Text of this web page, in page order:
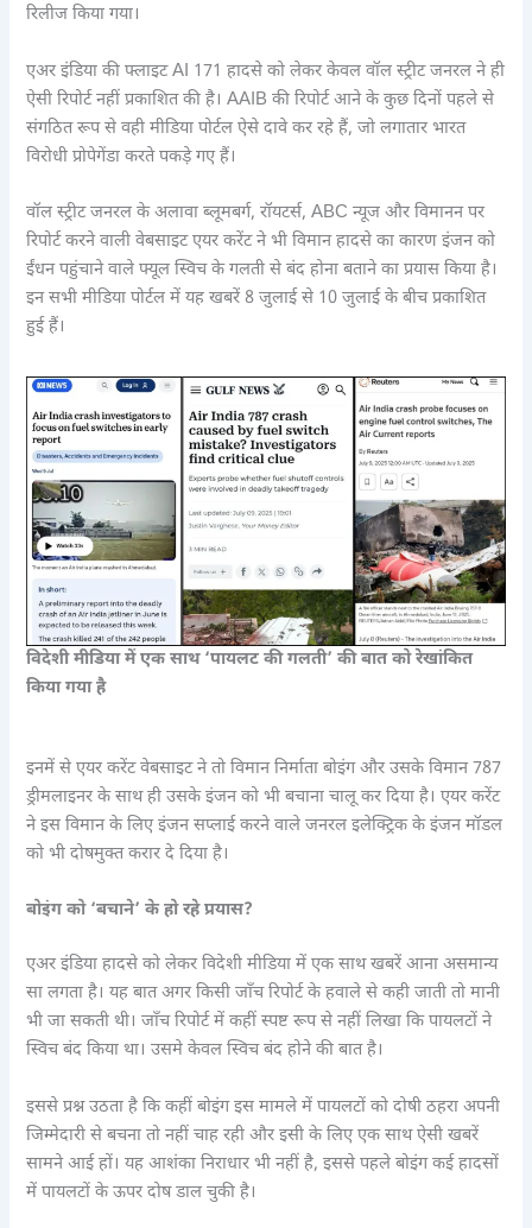
रिलीज किया गया।
एअर इंडिया की फ्लाइट AI 171 हादसे को लेकर केवल वॉल स्ट्रीट जनरल ने ही
ऐसी रिपोर्ट नहीं प्रकाशित की है। AAIB की रिपोर्ट आने के कुछ दिनों पहले से
संगठित रूप से वही मीडिया पोर्टल ऐसे दावे कर रहे हैं, जो लगातार भारत
विरोधी प्रोपेगेंडा करते पकड़े गए हैं।
वॉल स्ट्रीट जनरल के अलावा ब्लूमबर्ग, रॉयटर्स, ABC न्यूज और विमानन पर
रिपोर्ट करने वाली वेबसाइट एयर करेंट ने भी विमान हादसे का कारण इंजन को
ईंधन पहुंचाने वाले फ्यूल स्विच के गलती से बंद होना बताने का प्रयास किया है।
इन सभी मीडिया पोर्टल में यह खबरें 8 जुलाई से 10 जुलाई के बीच प्रकाशित
हुई हैं।
विदेशी मीडिया में एक साथ ‘पायलट की गलती’ की बात को रेखांकित
किया गया है
इनमें से एयर करेंट वेबसाइट ने तो विमान निर्माता बोइंग और उसके विमान 787
ड्रीमलाइनर के साथ ही उसके इंजन को भी बचाना चालू कर दिया है। एयर करेंट
ने इस विमान के लिए इंजन सप्लाई करने वाले जनरल इलेक्ट्रिक के इंजन मॉडल
को भी दोषमुक्त करार दे दिया है।
बोइंग को ‘बचाने’ के हो रहे प्रयास?
एअर इंडिया हादसे को लेकर विदेशी मीडिया में एक साथ खबरें आना असमान्य
सा लगता है। यह बात अगर किसी जाँच रिपोर्ट के हवाले से कही जाती तो मानी
भी जा सकती थी। जाँच रिपोर्ट में कहीं स्पष्ट रूप से नहीं लिखा कि पायलटों ने
स्विच बंद किया था। उसमे केवल स्विच बंद होने की बात है।
इससे प्रश्न उठता है कि कहीं बोइंग इस मामले में पायलटों को दोषी ठहरा अपनी
जिम्मेदारी से बचना तो नहीं चाह रही और इसी के लिए एक साथ ऐसी खबरें
सामने आई हों। यह आशंका निराधार भी नहीं है, इससे पहले बोइंग कई हादसों
में पायलटों के ऊपर दोष डाल चुकी है।